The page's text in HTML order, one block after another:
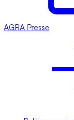
AGRA Presse